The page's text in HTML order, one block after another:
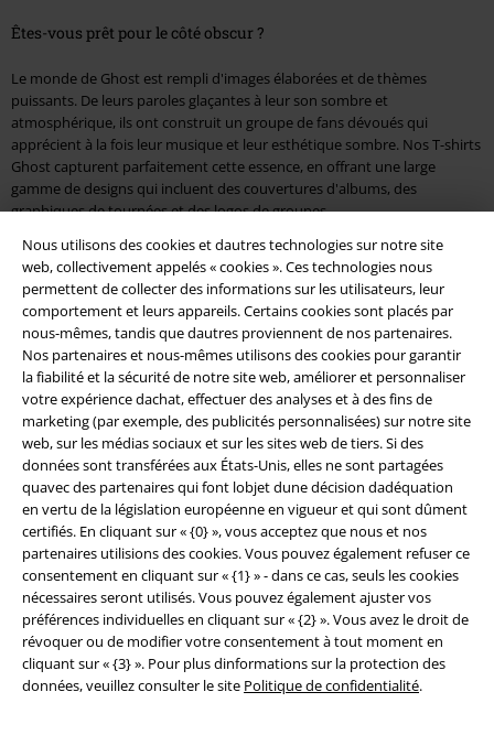
Nous utilisons des cookies et dautres technologies sur notre site
web, collectivement appelés « cookies ». Ces technologies nous
permettent de collecter des informations sur les utilisateurs, leur
comportement et leurs appareils. Certains cookies sont placés par
nous-mêmes, tandis que dautres proviennent de nos partenaires.
Nos partenaires et nous-mêmes utilisons des cookies pour garantir
la fiabilité et la sécurité de notre site web, améliorer et personnaliser
votre expérience dachat, effectuer des analyses et à des fins de
marketing (par exemple, des publicités personnalisées) sur notre site
web, sur les médias sociaux et sur les sites web de tiers. Si des
données sont transférées aux États-Unis, elles ne sont partagées
quavec des partenaires qui font lobjet dune décision dadéquation
en vertu de la législation européenne en vigueur et qui sont dûment
certifiés. En cliquant sur « {0} », vous acceptez que nous et nos
partenaires utilisions des cookies. Vous pouvez également refuser ce
consentement en cliquant sur « {1} » - dans ce cas, seuls les cookies
nécessaires seront utilisés. Vous pouvez également ajuster vos
préférences individuelles en cliquant sur « {2} ». Vous avez le droit de
révoquer ou de modifier votre consentement à tout moment en
cliquant sur « {3} ». Pour plus dinformations sur la protection des
données, veuillez consulter le site Politique de confidentialité.
Êtes-vous prêt pour le côté obscur ?
Le monde de Ghost est rempli d'images élaborées et de thèmes
puissants. De leurs paroles glaçantes à leur son sombre et
atmosphérique, ils ont construit un groupe de fans dévoués qui
apprécient à la fois leur musique et leur esthétique sombre. Nos T-shirts
Ghost capturent parfaitement cette essence, en offrant une large
gamme de designs qui incluent des couvertures d'albums, des
graphiques de tournées et des logos de groupes.
Êtes-vous satanisé ? Que vous soyez attiré par les styles rétro classiques
ou par les illustrations inquiétantes de leur dernier album, nous avons
tout ce qu'il vous faut pour exprimer votre dévotion à Ghost. Avec des
motifs tels que lePapa Prize Fighter et le logo emblématique du groupe
représentant la fameuse croix renversée, votre T-shirt Ghost est plus
qu'un simple vêtement – c'est une déclaration.
Complétez votre look avec d'autres articles Ghost
Besoin de rester au chaud pendant les nuits froides des festivals ?
Associez votre T-shirt Ghost à un sweat à capuche Ghost ou à un gilet
confortable de Eight2Nine, disponible sur notre site. Avec ces vêtements
de haute qualité, vous serez prêt à faire face aux imprévus
météorologiques tout en continuant à arborer votre merch Ghost avec
style.
N'attendez plus ! Achetez dès maintenant les derniers produits Ghost et
plongez dans le monde sombre et inoubliable des Ghouls sans nom.
« Sauvez-moi, du fond de mon cœur je sais que je suis satanisé ! »Es-tu
prêt à rejoindre l'armée de Ghost ?